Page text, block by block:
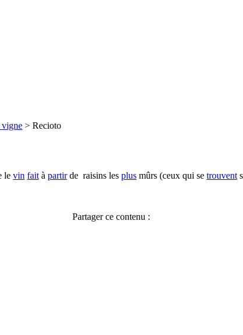
vigne > Recioto
le vin fait à partirde raisins les plus mûrs (ceux qui se trouvent
Partager ce contenu :